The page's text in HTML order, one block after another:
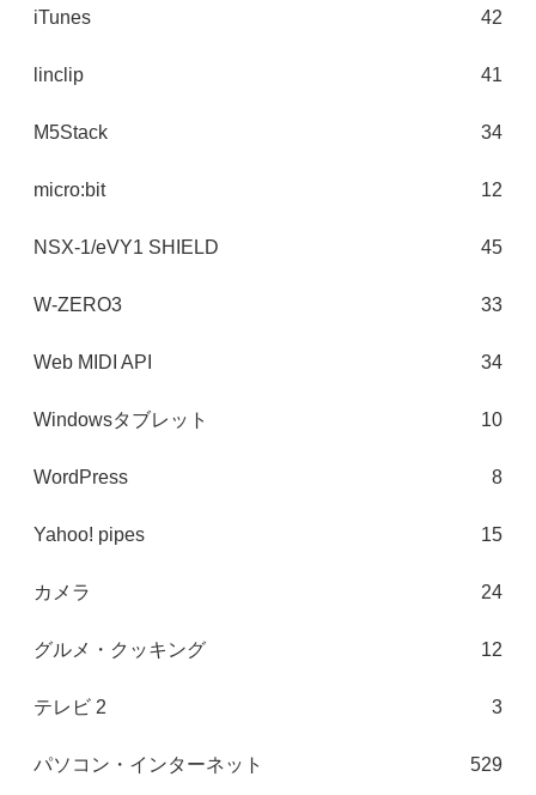
iTunes 42
linclip 41
M5Stack 34
micro:bit 12
NSX-1/eVY1 SHIELD 45
W-ZERO3 33
Web MIDI API 34
Windowsタブレット 10
WordPress 8
Yahoo! pipes 15
カメラ 24
グルメ・クッキング 12
テレビ 2 3
パソコン・インターネット 529